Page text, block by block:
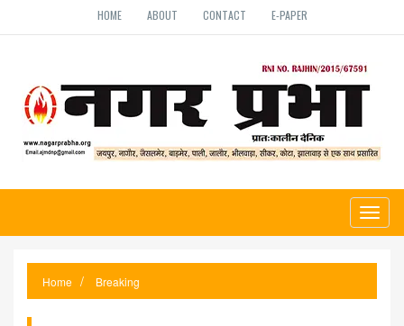
HOME ABOUT CONTACT E-PAPER
Home Breaking